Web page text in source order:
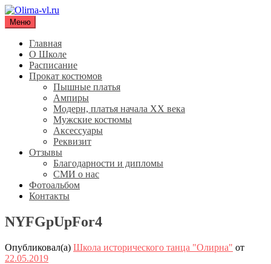
Перейти
содержимому
Olirna-vl.ru
Школа исторического танца "Олирна"
Меню
Главная
О Школе
Расписание
Прокат костюмов
Пышные платья
Ампиры
Модерн, платья начала XX века
Мужские костюмы
Аксессуары
Реквизит
Отзывы
Благодарности и дипломы
СМИ о нас
Фотоальбом
Контакты
NYFGpUpFor4
Опубликовал(а) Школа исторического танца "Олирна" от
22.05.2019